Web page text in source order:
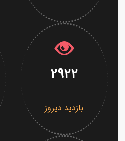
2922
بازدید دیروز